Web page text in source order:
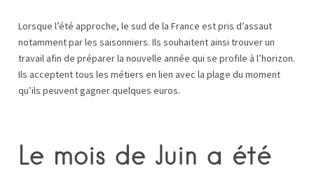
Lorsque l’été approche, le sud de la France est pris d’assaut
notamment par les saisonniers. Ils souhaitent ainsi trouver un
travail afin de préparer la nouvelle année qui se profile à l’horizon.
Ils acceptent tous les métiers en lien avec la plage du moment
qu’ils peuvent gagner quelques euros.
Le mois de Juin a été